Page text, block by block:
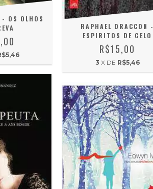
- OS OLHOS
RAPHAEL DRACCON -
ESPIRITOS DE GELO
R$15,00
3 X DE R$5,46